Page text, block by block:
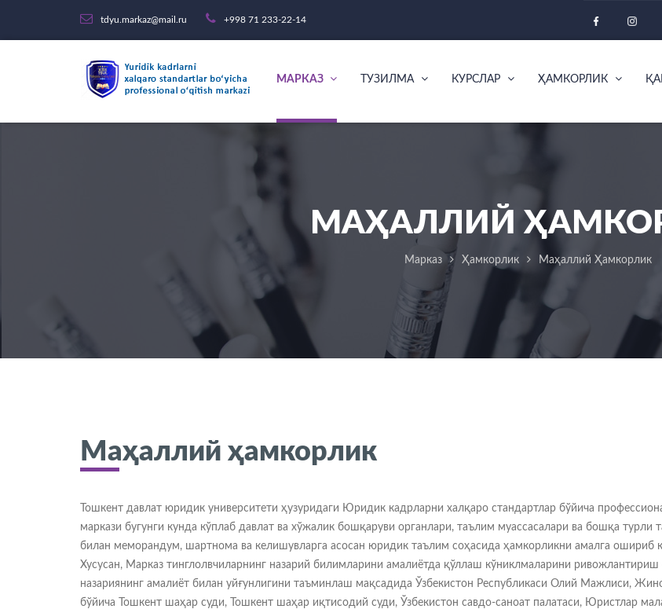
tdyu.markaz@mail.ru +998 71 233-22-14
МАРКАЗ ТУЗИЛМА КУРСЛАР ҲАМКОРЛИК
МАҲАЛЛИЙ
Марказ Ҳамкорлик Маҳаллий Ҳамкорлик
Маҳаллий ҳамкорлик
Тошкент давлат юридик университети ҳузуридаги Юридик кадрларни халқаро стандартлар бўйича
маркази бугунги кунда кўплаб давлат ва хўжалик бошқаруви органлари, таълим муассасалари ва бошқа турли
билан меморандум, шартнома ва келишувларга асосан юридик таълим соҳасида ҳамкорликни амалга ошириб
Хусусан, Марказ тинглолвчиларнинг назарий билимларини амалиётда қўллаш кўниклмаларини ривожлантириш
назариянинг амалиёт билан уйғунлигини таъминлаш мақсадида Ўзбекистон Республикаси Олий Мажлиси,
бўйича Тошкент шаҳар суди, Тошкент шаҳар иқтисодий суди, Ўзбекистон савдо-саноат палатаси, Юристлар